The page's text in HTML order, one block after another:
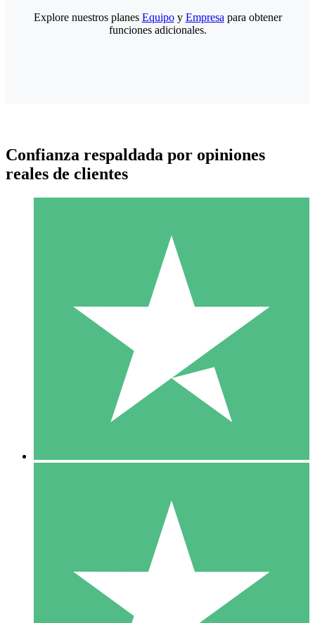
Paquetes de Créditos Individuales
Paga según el uso con créditos de descarga. Sin compromiso
10 00
10 Descargas
20 00
Explore nuestros planes Equipoy Empresa para obtener
funciones adicionales.
Confianza respaldada por opiniones
reales de clientes